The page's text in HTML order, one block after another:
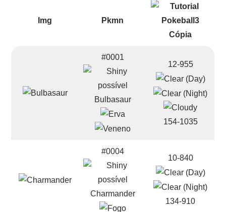
Img Pkmn
#0001
Bulbasaur
12-955
154-1035
#0004
Charmander
10-840
134-910